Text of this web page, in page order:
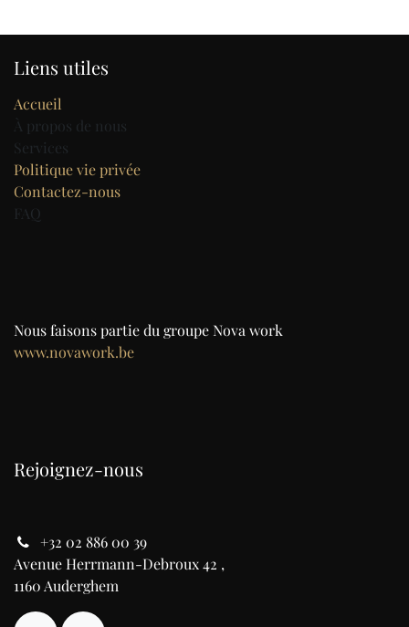
Liens utiles
Accueil
À propos de nous
Services
Politique vie privée
Contactez-nous
FAQ
Nous faisons partie du groupe Nova work
www.novawork.be
Rejoignez-nous
+32 02 886 00 39
Avenue Herrmann-Debroux 42 ,
1160 Auderghem